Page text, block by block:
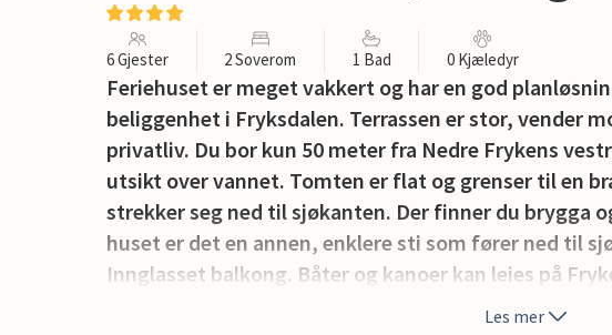
6 Gjester 2 Soverom 1 Bad 0 Kjæledyr
Feriehuset er meget vakkert og har en god
beliggenhet i Fryksdalen. Terrassen er stor, vender
privatliv. Du bor kun 50 meter fra Nedre Frykens
utsikt over vannet. Tomten er flat og grenser til en
strekker seg ned til sjøkanten. Der finner du brygga
huset er det en annen, enklere sti som fører ned til
Innglasset balkong. Båter og kanoer kan leies på
Fryckstabacken skiområde ligger 8 km unna.Les mer